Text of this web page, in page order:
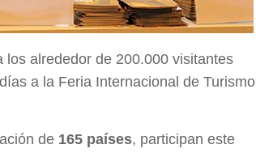
alrededor de 200.000 visitantes
a la Feria Internacional de Turismo
de 165 países, participan este